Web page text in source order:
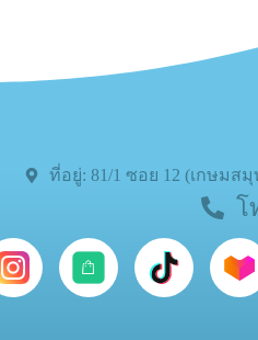
ที่อยู่: 81/1 ซอย 12 (เกษมส
โ